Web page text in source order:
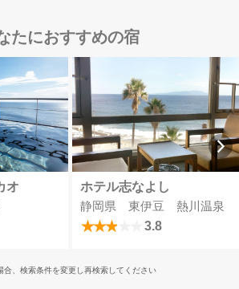
たにおすすめの宿
オ
ホテル志なよし
静岡県 東伊豆 熱川温泉
3.8
合、検索条件を変更し再検索してください